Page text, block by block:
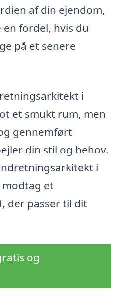
af din ejendom,
fordel, hvis du
på et senere
i
et smukt rum, men
gennemført
din stil og behov.
i
et
der passer til dit
og